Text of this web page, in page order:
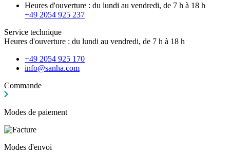
Heures d'ouverture : du lundi au vendredi, de 7 h à 18 h
+49 2054 925 237
Service technique
Heures d'ouverture : du lundi au vendredi, de 7 h à 18 h
+49 2054 925 170
info@sanha.com
Commande
Modes de paiement
Modes d'envoi